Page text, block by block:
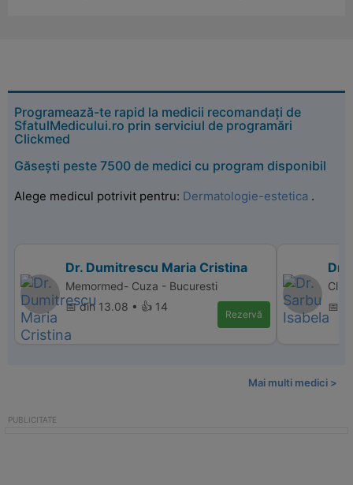
Programează-te rapid la medicii recomandați de
SfatulMedicului.ro prin serviciul de programări
Clickmed
Găsești peste 7500 de medici cu program disponibil
Alege medicul potrivit pentru: Dermatologie-estetica .
Dr. Dumitrescu Maria Cristina
Memormed- Cuza - Bucuresti
📅 din 13.08 • 👍 14
Rezervă
Dr.
📅
Mai multi medici >